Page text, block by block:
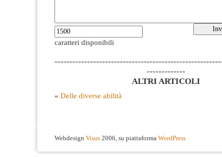
caratteri disponibili
-------------
ALTRI ARTICOLI
« Delle diverse abilità
Webdesign Visus 2006, su piattaforma WordPress